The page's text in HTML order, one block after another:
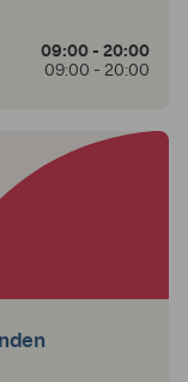
09:00 - 20:00
09:00 - 20:00